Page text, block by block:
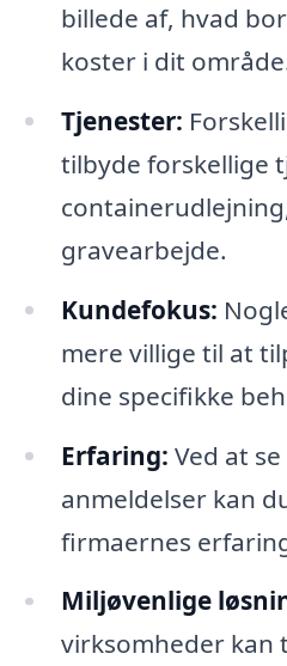
billede af, hvad
koster i dit
Tjenester:
tilbyde forskellige
gravearbejde.
Kundefokus:
mere villige til at
dine specifikke
Erfaring: Ved at
anmeldelser kan
firmaernes
Miljøvenlige
virksomheder kan